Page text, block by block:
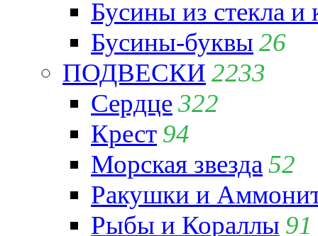
Бусины из стекла и
Бусины-буквы 26
ПОДВЕСКИ 2233
Сердце322
Крест 94
Морская звезда 52
Ракушки и
Рыбы и Кораллы 91